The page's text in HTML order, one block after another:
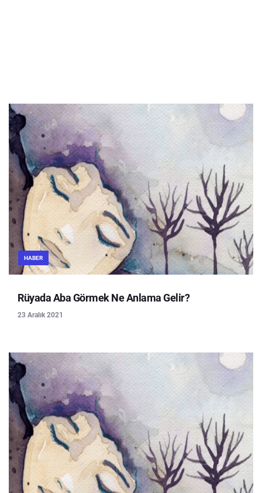
HABER
Rüyada Aba Görmek Ne Anlama Gelir?
23 Aralık 2021